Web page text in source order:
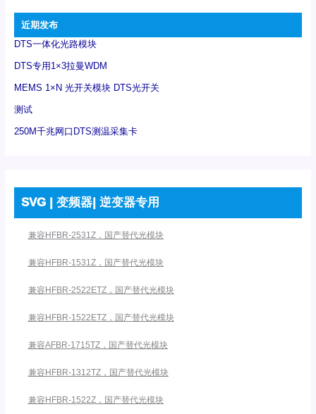
近期发布
DTS一体化光路模块
DTS专用1×3拉曼WDM
MEMS 1×N 光开关模块 DTS光开关
测试
250M千兆网口DTS测温采集卡
SVG | 变频器| 逆变器专用
兼容HFBR-2531Z，国产替代光模块
兼容HFBR-1531Z，国产替代光模块
兼容HFBR-2522ETZ，国产替代光模块
兼容HFBR-1522ETZ，国产替代光模块
兼容AFBR-1715TZ，国产替代光模块
兼容HFBR-1312TZ，国产替代光模块
兼容HFBR-1522Z，国产替代光模块